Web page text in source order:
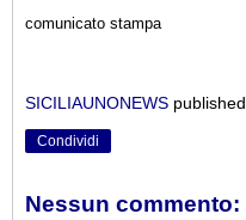
comunicato stampa
SICILIAUNONEWS published
Condividi
Nessun commento: